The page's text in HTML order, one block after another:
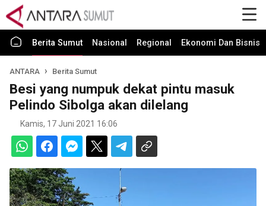
Berita Sumut Nasional Regional Ekonomi Dan Bisnis
ANTARA Berita Sumut
Besi yang numpuk dekat pintu masuk
Pelindo Sibolga akan dilelang
Kamis, 17 Juni 2021 16:06